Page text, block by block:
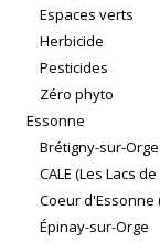
Espaces verts
Herbicide
Pesticides
Zéro phyto
Essonne
Brétigny-sur-Orge
CALE (Les Lacs
Coeur
Épinay-sur-Orge